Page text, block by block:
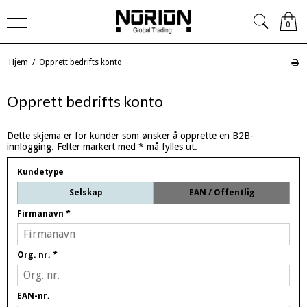
0
Hjem / Opprett bedrifts konto
Opprett bedrifts konto
Dette skjema er for kunder som ønsker å opprette en B2B-
innlogging. Felter markert med * må fylles ut.
Kundetype
Selskap EAN / Offentlig
Firmanavn *
Org. nr. *
EAN-nr.